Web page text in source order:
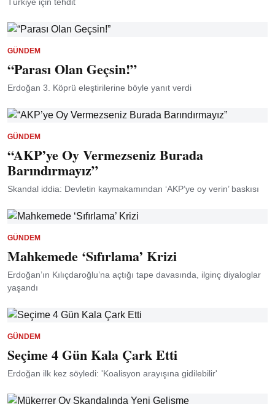
GÜNDEM
“Parası Olan Geçsin!”
Erdoğan 3. Köprü eleştirilerine böyle yanıt verdi
GÜNDEM
“AKP’ye Oy Vermezseniz Burada
Barındırmayız”
Skandal iddia: Devletin kaymakamından ‘AKP’ye oy verin’ baskısı
GÜNDEM
Mahkemede ‘Sıfırlama’ Krizi
Erdoğan’ın Kılıçdaroğlu’na açtığı tape davasında, ilginç diyaloglar
yaşandı
GÜNDEM
Seçime 4 Gün Kala Çark Etti
Erdoğan ilk kez söyledi: 'Koalisyon arayışına gidilebilir'